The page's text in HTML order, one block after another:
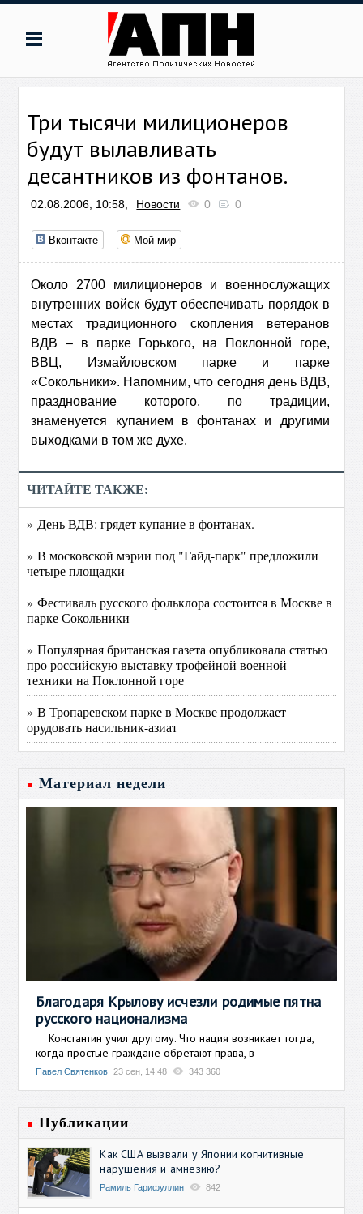
Три тысячи милиционеров
будут вылавливать
десантников из фонтанов.
02.08.2006, 10:58, Новости 0 0
Вконтакте Мой мир
Около 2700 милиционеров и военнослужащих
внутренних войск будут обеспечивать порядок в
местах традиционного скопления ветеранов
ВДВ – в парке Горького, на Поклонной горе,
ВВЦ, Измайловском парке и парке
«Сокольники». Напомним, что сегодня день ВДВ,
празднование которого, по традиции,
знаменуется купанием в фонтанах и другими
выходками в том же духе.
ЧИТАЙТЕ ТАКЖЕ:
» День ВДВ: грядет купание в фонтанах.
» В московской мэрии под "Гайд-парк" предложили
четыре площадки
» Фестиваль русского фольклора состоится в Москве в
парке Сокольники
» Популярная британская газета опубликовала статью
про российскую выставку трофейной военной
техники на Поклонной горе
» В Тропаревском парке в Москве продолжает
орудовать насильник-азиат
Материал недели
Благодаря Крылову исчезли родимые пятна
русского национализма
Константин учил другому. Что нация возникает тогда,
когда простые граждане обретают права, в
Павел Святенков 23 сен, 14:48 343 360
Публикации
Как США вызвали у Японии когнитивные
нарушения и амнезию?
Рамиль Гарифуллин 842